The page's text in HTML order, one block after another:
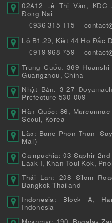
02A12 Lê Thị Vân, KDC
Đồng Nai
0936 315 115
Lô B1.29, Kiệt 44 Hồ Đắc
0919 968 759
Trung Quốc: 369
Guangzhou, China
Nhật Bản: 3-27
Prefecture 530-009
Hàn Quốc: 86,
Seoul, Korea
Lào: Bane Phon Than,
Mall)
Campuchia: 03 Saphir
Laak I, Khan Toul Kok,
Thái Lan: 208 Silom
Bangkok Thailand
Indonesia: Block A,
Indonesia